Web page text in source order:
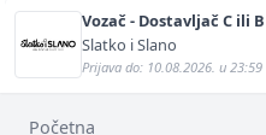
Vozač - Dostavljač C ili
Slatko i Slano
Prijava do: 10.08.2026. u 23:59
Početna